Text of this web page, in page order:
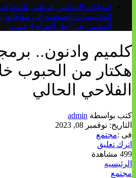
انتخابات المجلس الوطني
المؤسسات الصحفية إلى موافاتها
المهنيين في أجل أقصاه 4 غشت
هكتار من الحبوب
الفلاحي الحالي
كتب بواسطة admin
التاريخ: نوفمبر 08, 2023
فى :مجتمع
اترك تعليق
499 مشاهدة
الرئيسيه
مجتمع